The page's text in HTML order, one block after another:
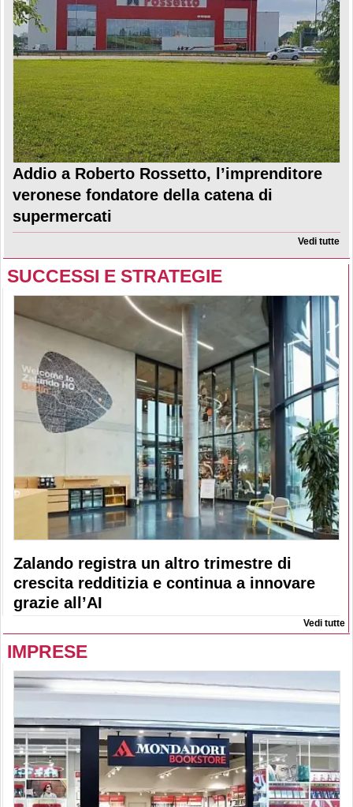
Addio a Roberto Rossetto, l’imprenditore
veronese fondatore della catena di
supermercati
Vedi tutte
SUCCESSI E STRATEGIE
Zalando registra un altro trimestre di
crescita redditizia e continua a innovare
grazie all’AI
Vedi tutte
IMPRESE